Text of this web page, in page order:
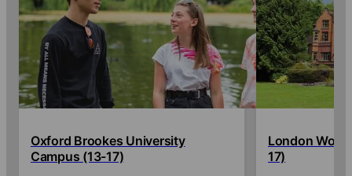
Oxford Brookes University
Campus (13-17)
London
17)